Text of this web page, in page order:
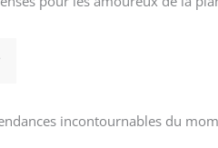
incontournables du